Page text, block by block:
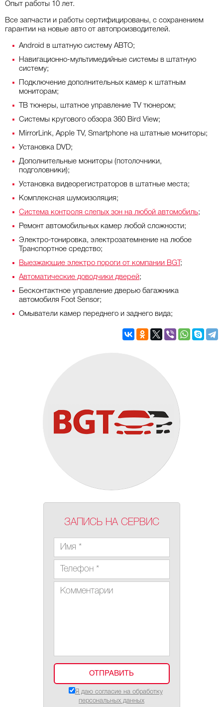
ЗАПИСЬ НА СЕРВИС
Я даю согласие на обработку
персональных данных
Опыт работы 10 лет.
Все запчасти и работы сертифицированы, с сохранением
гарантии на новые авто от автопроизводителей.
Android в штатную систему АВТО;
Навигационно-мультимедийные системы в штатную
систему;
Подключение дополнительных камер к штатным
мониторам;
ТВ тюнеры, штатное управление TV тюнером;
Системы кругового обзора 360 Bird View;
MirrorLink, Apple TV, Smartphone на штатные мониторы;
Установка DVD;
Дополнительные мониторы (потолочники,
подголовники);
Установка видеорегистраторов в штатные места;
Комплексная шумоизоляция;
Система контроля слепых зон на любой автомобиль;
Ремонт автомобильных камер любой сложности;
Электро-тонировка, электрозатемнение на любое
Транспортное средство;
Выезжающие электро пороги от компании BGT ;
Автоматические доводчики дверей;
Бесконтактное управление дверью багажника
автомобиля Foot Sensor;
Омыватели камер переднего и заднего вида;